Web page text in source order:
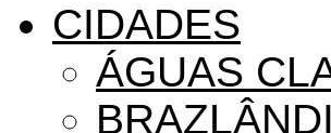
CIDADES
ÁGUAS